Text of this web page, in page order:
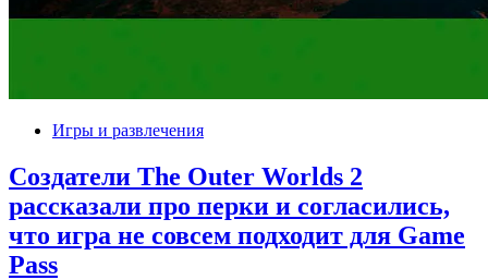
Игры и развлечения
Создатели The Outer Worlds 2
рассказали про перки и согласились,
что игра не совсем подходит для Game
Pass